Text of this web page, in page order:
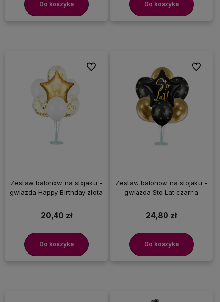
Do koszyka Do koszyka
Zestaw balonów na stojaku -
gwiazda Happy Birthday złota
20,40 zł
Do koszyka
Do ulubionych
Zestaw balonów na stojaku -
gwiazda Sto Lat czarna
24,80 zł
Do koszyka
Do